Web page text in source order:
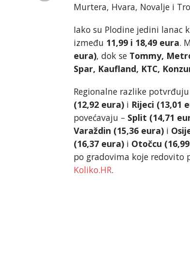
Murtera, Hvara, Novalje i
Iako su Plodine jedini lanac
između 11,99 i 18,49 eura.
eura), dok se Tommy,
Spar, Kaufland, KTC,
Regionalne razlike
(12,92 eura) i Rijeci (13,01
povećavaju – Split (14,71
Varaždin (15,36 eura) i
(16,37 eura) i Otočcu
po gradovima koje redovito
Koliko.HR.